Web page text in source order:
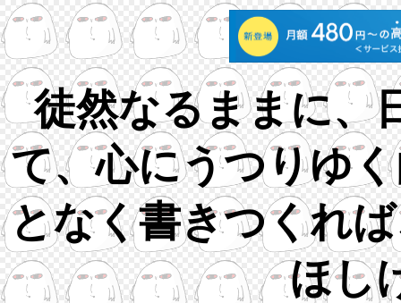
徒然なるままに、
て、心にうつりゆ
となく書きつくれ
ほし